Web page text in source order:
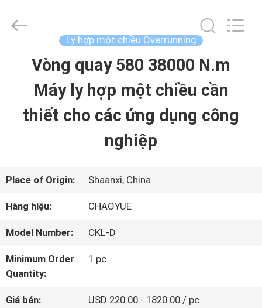
NHÀ
CÁC
VỀ
CHÚNG
TÔI
THAM
2026
Ly hợp một chiều Overrunning
Vòng quay 580 38000 N.m
Máy ly hợp một chiều cần
thiết cho các ứng dụng công
nghiệp
Place of Origin: Shaanxi, China
Hàng hiệu: CHAOYUE
Model Number: CKL-D
Minimum Order
Quantity:
1 pc
Giá bán: USD 220.00 - 1820.00 / pc